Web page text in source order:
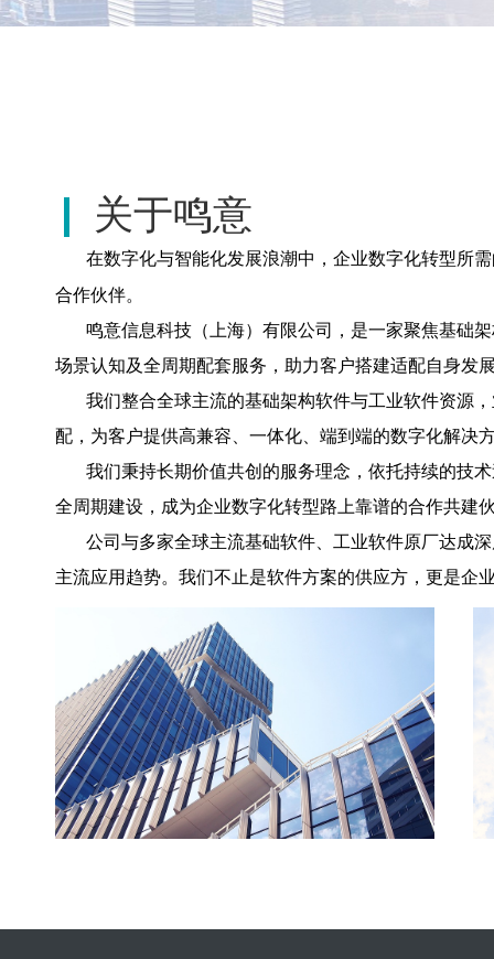
在数字化与智能化发展浪潮中，企业数字化转型所
合作伙伴。
鸣意信息科技（上海）有限公司，是一家聚焦基础架
场景认知及全周期配套服务，助力客户搭建适配自身发
我们整合全球主流的基础架构软件与工业软件资源，
配，为客户提供高兼容、一体化、端到端的数字化解决
我们秉持长期价值共创的服务理念，依托持续的技术
全周期建设，成为企业数字化转型路上靠谱的合作共建
公司与多家全球主流基础软件、工业软件原厂达成深
主流应用趋势。我们不止是软件方案的供应方，更是企
关于鸣意